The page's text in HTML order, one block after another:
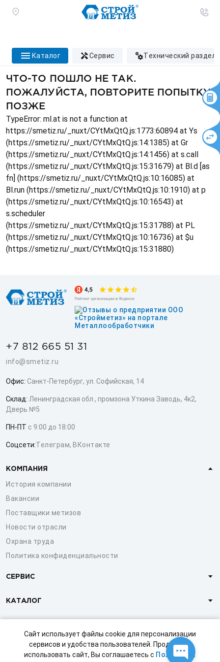
Сайт использует файлы cookie для персонализации
сервисов и удобства пользователей. Продолжая
использовать сайт, Вы соглашаетесь с Политикой
каталог сервис технический раздел
ЧТО-ТО ПОШЛО НЕ ТАК.
ПОЖАЛУЙСТА, ПОВТОРИТЕ ПОПЫТКУ
ПОЗЖЕ
TypeError: ml.at is not a function at
https://smetiz.ru/_nuxt/CYtMxQtQ.js:1773:60894 at Ys
(https://smetiz.ru/_nuxt/CYtMxQtQ.js:14:1385) at Gr
(https://smetiz.ru/_nuxt/CYtMxQtQ.js:14:1456) at s.call
(https://smetiz.ru/_nuxt/CYtMxQtQ.js:15:31679) at Bl.d [as
fn] (https://smetiz.ru/_nuxt/CYtMxQtQ.js:10:16085) at
Bl.run (https://smetiz.ru/_nuxt/CYtMxQtQ.js:10:1910) at p
(https://smetiz.ru/_nuxt/CYtMxQtQ.js:10:16543) at
s.scheduler
(https://smetiz.ru/_nuxt/CYtMxQtQ.js:15:31788) at PL
(https://smetiz.ru/_nuxt/CYtMxQtQ.js:10:16736) at $u
(https://smetiz.ru/_nuxt/CYtMxQtQ.js:15:31880)
+7 812 665 51 31
info@smetiz.ru
Офис: Санкт-Петербург, ул. Софийская, 14
Склад: Ленинградская обл., промзона Уткина Заводь, 4к2,
Дверь №5
ПН-ПТ с 9:00 до 18:00
Соцсети:Телеграм, ВКонтакте
КОМПАНИЯ
История компании
Вакансии
Поставщики метизов
Новости отрасли
Охрана труда
Политика конфиденциальности
СЕРВИС
КАТАЛОГ